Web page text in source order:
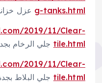
g-tanks.html عزل
2019/11/Clear-
tile.html جلي الرخام
2019/11/Clear-
tile.html جلي البلاط